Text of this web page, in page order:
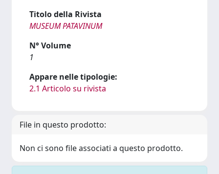
Titolo della Rivista
MUSEUM PATAVINUM
N° Volume
1
Appare nelle tipologie:
2.1 Articolo su rivista
File in questo prodotto:
Non ci sono file associati a questo prodotto.